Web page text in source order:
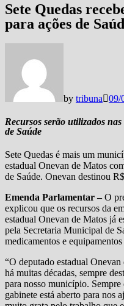
Sete Quedas
para ações de
by tribuna 09/
Recursos serão utilizados
de Saúde
Sete Quedas é mais um
estadual Onevan de Matos
de Saúde. Onevan destinou
Emenda Parlamentar –O
explicou que os recursos da
estadual Onevan de Matos já
pela Secretaria Municipal de
medicamentos e
“O deputado estadual
há muitas décadas, sempre
para nosso município.
gabinete está aberto para nos